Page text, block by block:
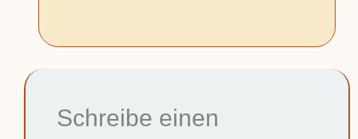
Schreibe einen